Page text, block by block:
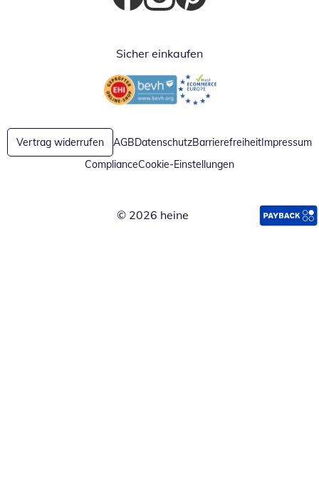
Öffnet in neuem Fenster
Öffnet in neuem Fenster
Öffnet in neuem Fenster
Sicher einkaufen
Öffnet in neuem FensterÖffnet in neuem Fenster
Vertrag widerrufen AGBDatenschutzBarrierefreiheitImpressum
ComplianceCookie-Einstellungen
© 2026 heine